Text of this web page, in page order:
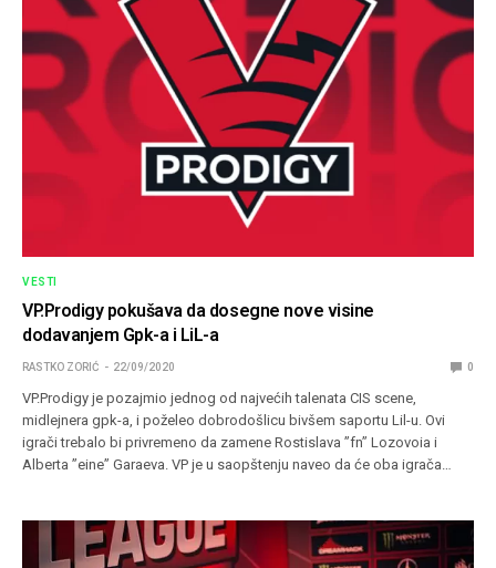
VESTI
VP.Prodigy pokušava da dosegne nove visine
dodavanjem Gpk-a i LiL-a
RASTKO ZORIĆ 22/09/2020 0
VP.Prodigy je pozajmio jednog od najvećih talenata CIS scene,
midlejnera gpk-a, i poželeo dobrodošlicu bivšem saportu Lil-u. Ovi
igrači trebalo bi privremeno da zamene Rostislava ”fn” Lozovoia i
Alberta ”eine” Garaeva. VP je u saopštenju naveo da će oba igrača…